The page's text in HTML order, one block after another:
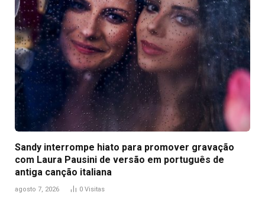
Sandy interrompe hiato para promover gravação
com Laura Pausini de versão em português de
antiga canção italiana
agosto 7, 2026 0 Visitas